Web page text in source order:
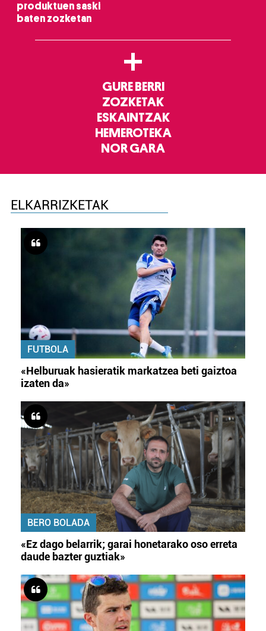
produktuen saski
baten zozketan
+
GURE BERRI
ZOZKETAK
ESKAINTZAK
HEMEROTEKA
NOR GARA
ELKARRIZKETAK
FUTBOLA
«Helburuak hasieratik markatzea beti gaiztoa
izaten da»
BERO BOLADA
«Ez dago belarrik; garai honetarako oso erreta
daude bazter guztiak»